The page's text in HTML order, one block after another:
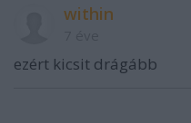
within
ezért kicsit drágább